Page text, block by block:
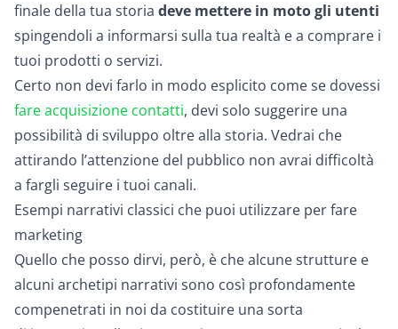
finale della tua storia deve mettere in moto gli utenti
spingendoli a informarsi sulla tua realtà e a comprare i
tuoi prodotti o servizi.
Certo non devi farlo in modo esplicito come se dovessi
fare acquisizione contatti, devi solo suggerire una
possibilità di sviluppo oltre alla storia. Vedrai che
attirando l’attenzione del pubblico non avrai difficoltà
a fargli seguire i tuoi canali.
Esempi narrativi classici che puoi utilizzare per fare
marketing
Quello che posso dirvi, però, è che alcune strutture e
alcuni archetipi narrativi sono così profondamente
compenetrati in noi da costituire una sorta